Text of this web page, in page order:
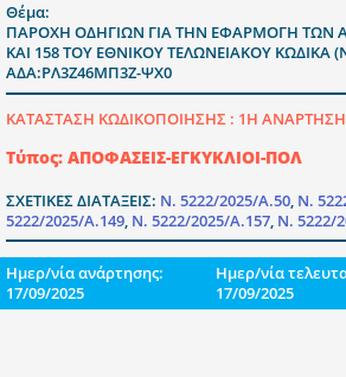
Θέμα:
ΠΑΡΟΧΗ ΟΔΗΓΙΩΝ ΓΙΑ ΤΗΝ ΕΦΑΡΜΟΓΗ ΤΩΝ
ΚΑΙ 158 ΤΟΥ ΕΘΝΙΚΟΥ ΤΕΛΩΝΕΙΑΚΟΥ ΚΩΔΙΚΑ
ΑΔΑ:ΡΛ3Ζ46ΜΠ3Ζ-ΨΧ0
ΚΑΤΑΣΤΑΣΗ ΚΩΔΙΚΟΠΟΙΗΣΗΣ : 1Η ΑΝΑΡΤΗΣΗ
Τύπος: ΑΠΟΦΑΣΕΙΣ-ΕΓΚΥΚΛΙΟΙ-ΠΟΛ
ΣΧΕΤΙΚΕΣ ΔΙΑΤΑΞΕΙΣ: Ν. 5222/2025/Α.50, Ν.
5222/2025/Α.149, Ν. 5222/2025/Α.157, Ν. 5222/
Ημερ/νία ανάρτησης:
17/09/2025
Ημερ/νία
17/09/2025